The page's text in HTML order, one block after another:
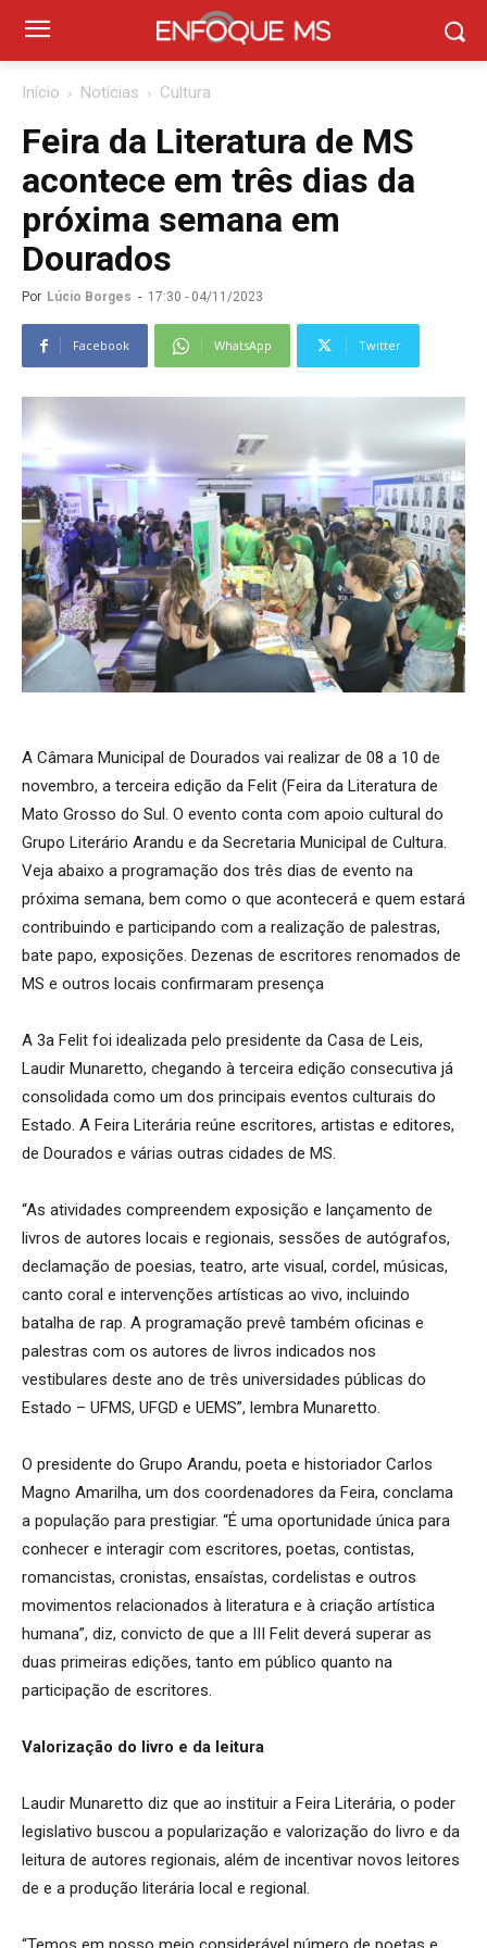
Início Notícias Cultura
Feira da Literatura de MS
acontece em três dias da
próxima semana em
Dourados
Por Lúcio Borges - 17:30 - 04/11/2023
Facebook WhatsApp Twitter
A Câmara Municipal de Dourados vai realizar de 08 a 10 de
novembro, a terceira edição da Felit (Feira da Literatura de
Mato Grosso do Sul. O evento conta com apoio cultural do
Grupo Literário Arandu e da Secretaria Municipal de Cultura.
Veja abaixo a programação dos três dias de evento na
próxima semana, bem como o que acontecerá e quem estará
contribuindo e participando com a realização de palestras,
bate papo, exposições. Dezenas de escritores renomados de
MS e outros locais confirmaram presença
A 3a Felit foi idealizada pelo presidente da Casa de Leis,
Laudir Munaretto, chegando à terceira edição consecutiva já
consolidada como um dos principais eventos culturais do
Estado. A Feira Literária reúne escritores, artistas e editores,
de Dourados e várias outras cidades de MS.
“As atividades compreendem exposição e lançamento de
livros de autores locais e regionais, sessões de autógrafos,
declamação de poesias, teatro, arte visual, cordel, músicas,
canto coral e intervenções artísticas ao vivo, incluindo
batalha de rap. A programação prevê também oficinas e
palestras com os autores de livros indicados nos
vestibulares deste ano de três universidades públicas do
Estado – UFMS, UFGD e UEMS”, lembra Munaretto.
O presidente do Grupo Arandu, poeta e historiador Carlos
Magno Amarilha, um dos coordenadores da Feira, conclama
a população para prestigiar. “É uma oportunidade única para
conhecer e interagir com escritores, poetas, contistas,
romancistas, cronistas, ensaístas, cordelistas e outros
movimentos relacionados à literatura e à criação artística
humana”, diz, convicto de que a III Felit deverá superar as
duas primeiras edições, tanto em público quanto na
participação de escritores.
Valorização do livro e da leitura
Laudir Munaretto diz que ao instituir a Feira Literária, o poder
legislativo buscou a popularização e valorização do livro e da
leitura de autores regionais, além de incentivar novos leitores
de e a produção literária local e regional.